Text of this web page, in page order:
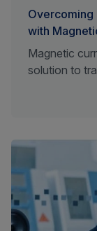
Overcoming
with
Magnetic
solution to